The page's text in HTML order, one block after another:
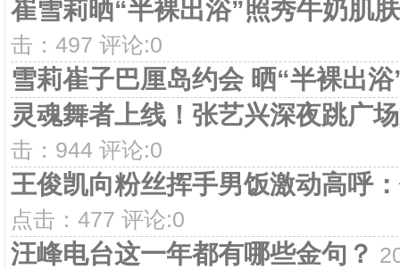
崔雪莉晒“半裸出浴”照秀牛奶肌
击：497 评论:0
雪莉崔子巴厘岛约会 晒“半裸出浴
灵魂舞者上线！张艺兴深夜跳广
击：944 评论:0
王俊凯向粉丝挥手男饭激动高呼
点击：477 评论:0
汪峰电台这一年都有哪些金句？